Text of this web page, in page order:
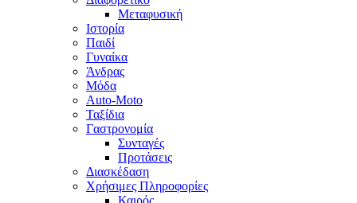
Μεταφυσική
Ιστορία
Παιδί
Γυναίκα
Άνδρας
Μόδα
Auto-Moto
Ταξίδια
Γαστρονομία
Συνταγές
Προτάσεις
Διασκέδαση
Χρήσιμες Πληροφορίες
Καιρός